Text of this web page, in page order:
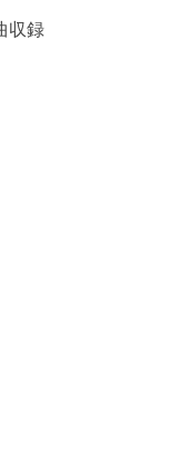
収録